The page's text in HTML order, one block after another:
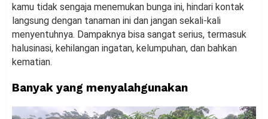
kamu tidak sengaja menemukan bunga ini, hindari kontak
langsung dengan tanaman ini dan jangan sekali-kali
menyentuhnya. Dampaknya bisa sangat serius, termasuk
halusinasi, kehilangan ingatan, kelumpuhan, dan bahkan
kematian.
Banyak yang menyalahgunakan